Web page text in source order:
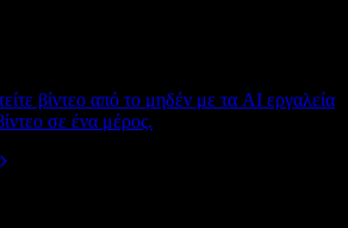
βίντεο από το μηδέν με τα AI εργαλεία
σε ένα μέρος.